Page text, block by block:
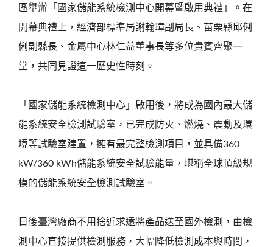
區舉辦「國家儲能系統檢測中心開幕暨啟用典禮」。在
開幕典禮上，經濟部標準局謝翰璋副局長、苗栗縣邱俐
俐副縣長、金屬中心林仁益董事長等多位貴賓齊聚一
堂，共同見證這一歷史性時刻。
「國家儲能系統檢測中心」啟用後，將成為國內最大儲
能系統安全檢測試驗室，已完成防火、燃燒、震動及環
境等試驗室建置，擁有最完整檢測項目，並具備360
kW/360 kWh儲能系統安全試驗能量，堪稱全球頂級規
模的儲能系統安全檢測試驗室。
日後臺灣廠商不用捨近求遠將產品送至國外檢測，由檢
測中心直接提供檢測服務，大幅降低檢測成本與時間，